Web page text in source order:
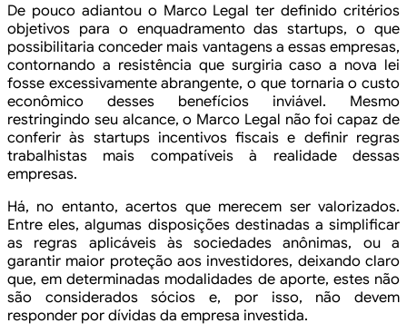
De pouco adiantou o Marco Legal ter definido critérios
objetivos para o enquadramento das startups, o que
possibilitaria conceder mais vantagens a essas empresas,
contornando a resistência que surgiria caso a nova lei
fosse excessivamente abrangente, o que tornaria o custo
econômico desses benefícios inviável. Mesmo
restringindo seu alcance, o Marco Legal não foi capaz de
conferir às startups incentivos fiscais e definir regras
trabalhistas mais compatíveis à realidade dessas
empresas.
Há, no entanto, acertos que merecem ser valorizados.
Entre eles, algumas disposições destinadas a simplificar
as regras aplicáveis às sociedades anônimas, ou a
garantir maior proteção aos investidores, deixando claro
que, em determinadas modalidades de aporte, estes não
são considerados sócios e, por isso, não devem
responder por dívidas da empresa investida.